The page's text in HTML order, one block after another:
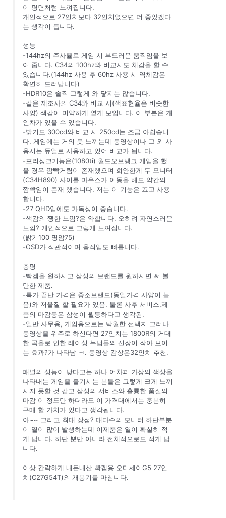
이 평면처럼 느껴집니다.
개인적으로 27인치보다 32인치였으면 더 좋았겠다
는 생각이 듭니다.
성능
-144hz의 주사율로 게임 시 부드러운 움직임을 보
여 줍니다. C34의 100hz와 비교시도 체감을 할 수
있습니다.(144hz 사용 후 60hz 사용 시 역체감은
확연히 드러납니다)
-HDR10은 솔직 그렇게 와 닿지는 않습니다.
-같은 제조사의 C34와 비교 시(색표현율은 비슷한
사양) 색감이 미약하게 옅게 보입니다. 이 부분은 개
인차가 있을 수 있습니다.
-밝기도 300cd와 비교 시 250cd는 조금 아쉽습니
다. 게임에는 거의 못 느끼는데 동영상이나 그 외 사
용시는 듀얼로 사용하고 있어 비교가 됩니다.
-프리싱크기능은(1080ti) 월드오브탱크 게임을 했
을 경우 깜빡거림이 존재했으며 희안한게 두 모니터
(C34H890) 사이를 마우스가 이동을 해도 약간의
깜빡임이 존재 했습니다. 저는 이 기능은 끄고 사용
합니다.
-27 QHD임에도 가독성이 좋습니다.
-색감의 쨍한 느낌?은 약합니다. 오히려 자연스러운
느낌? 개인적으로 그렇게 느껴집니다.
(밝기100 명암75)
-OSD가 직관적이며 움직임도 빠릅니다.
총평
-빡겜을 원하시고 삼성의 브랜드를 원하시면 써 볼
만한 제품.
-특가 끝난 가격은 중소브랜드(동일가격 사양이 높
음)와 저울질 할 필요가 있음. 물론 사후 서비스,제
품의 마감등은 삼성이 월등하다고 생각됨.
-일반 사무용, 게임용으로는 탁월한 선택지 그러나
동영상을 위주로 하신다면 27인치는 1800R의 거대
한 곡율로 인한 레이싱 누님들의 신장이 작아 보이
는 효과?가 나타남 ㅋ. 동영상 감상은32인치 추천.
패널의 성능이 낮다고는 하나 어차피 가상의 색상을
나타내는 게임을 즐기시는 분들은 그렇게 크게 느끼
시지 못할 것 같고 삼성의 서비스와 훌륭한 품질의
마감 이 정도만 하더라도 이 가격대에서는 충분히
구매 할 가치가 있다고 생각됩니다.
아~~ 그리고 최대 장점? 대다수의 모니터 하단부분
이 열이 많이 발생하는데 이제품은 열이 확실히 적
게 납니다. 하단 뿐만 아니라 전체적으로도 적게 납
니다.
이상 간략하게 내돈내산 빡겜용 오디세이G5 27인
치(C27G54T)의 개봉기를 마침니다.